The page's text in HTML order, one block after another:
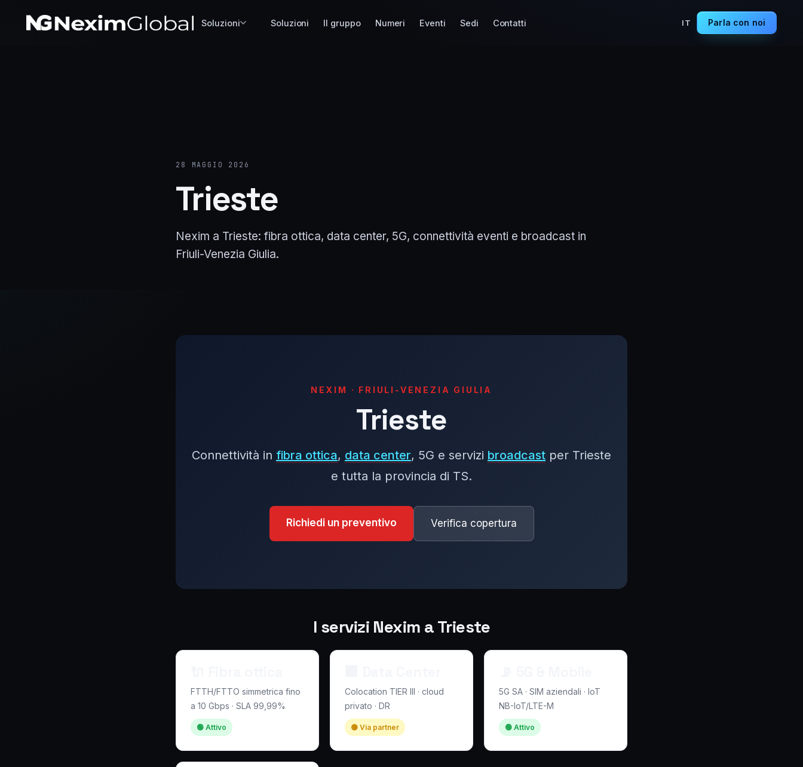
Soluzioni Soluzioni Il gruppo Numeri Eventi Sedi Contatti IT Parla con noi
28 MAGGIO 2026
Trieste
Nexim a Trieste: fibra ottica, data center, 5G, connettività eventi e broadcast in
Friuli-Venezia Giulia.
NEXIM · FRIULI-VENEZIA GIULIA
Trieste
Connettività in fibra ottica, data center, 5G e servizi broadcast per Trieste
e tutta la provincia di TS.
Richiedi un preventivo Verifica copertura
I servizi Nexim a Trieste
FTTH/FTTO simmetrica fino
a 10 Gbps · SLA 99,99%
🟢 Attivo
Colocation TIER III · cloud
privato · DR
🟡 Via partner
5G SA · SIM aziendali · IoT
NB-IoT/LTE-M
🟢 Attivo